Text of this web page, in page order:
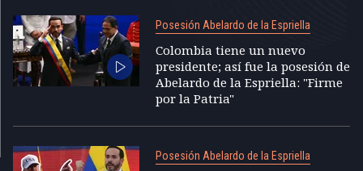
Posesión Abelardo de la Espriella
Colombia tiene un nuevo
presidente; así fue la posesión de
Abelardo de la Espriella: "Firme
por la Patria"
Posesión Abelardo de la Espriella